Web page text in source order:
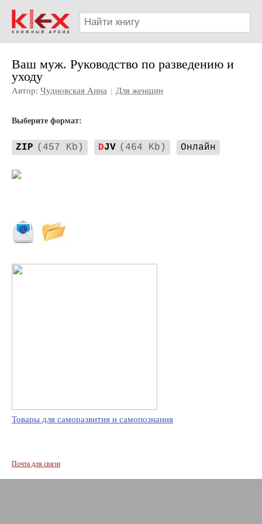
Ваш муж. Руководство по разведению и
уходу
Автор: Чудновская Анна | Для женщин
Выберите формат:
ZIP (457 Kb) DJV (464 Kb) Онлайн
Товары для саморазвития и самопознания
Почта для связи